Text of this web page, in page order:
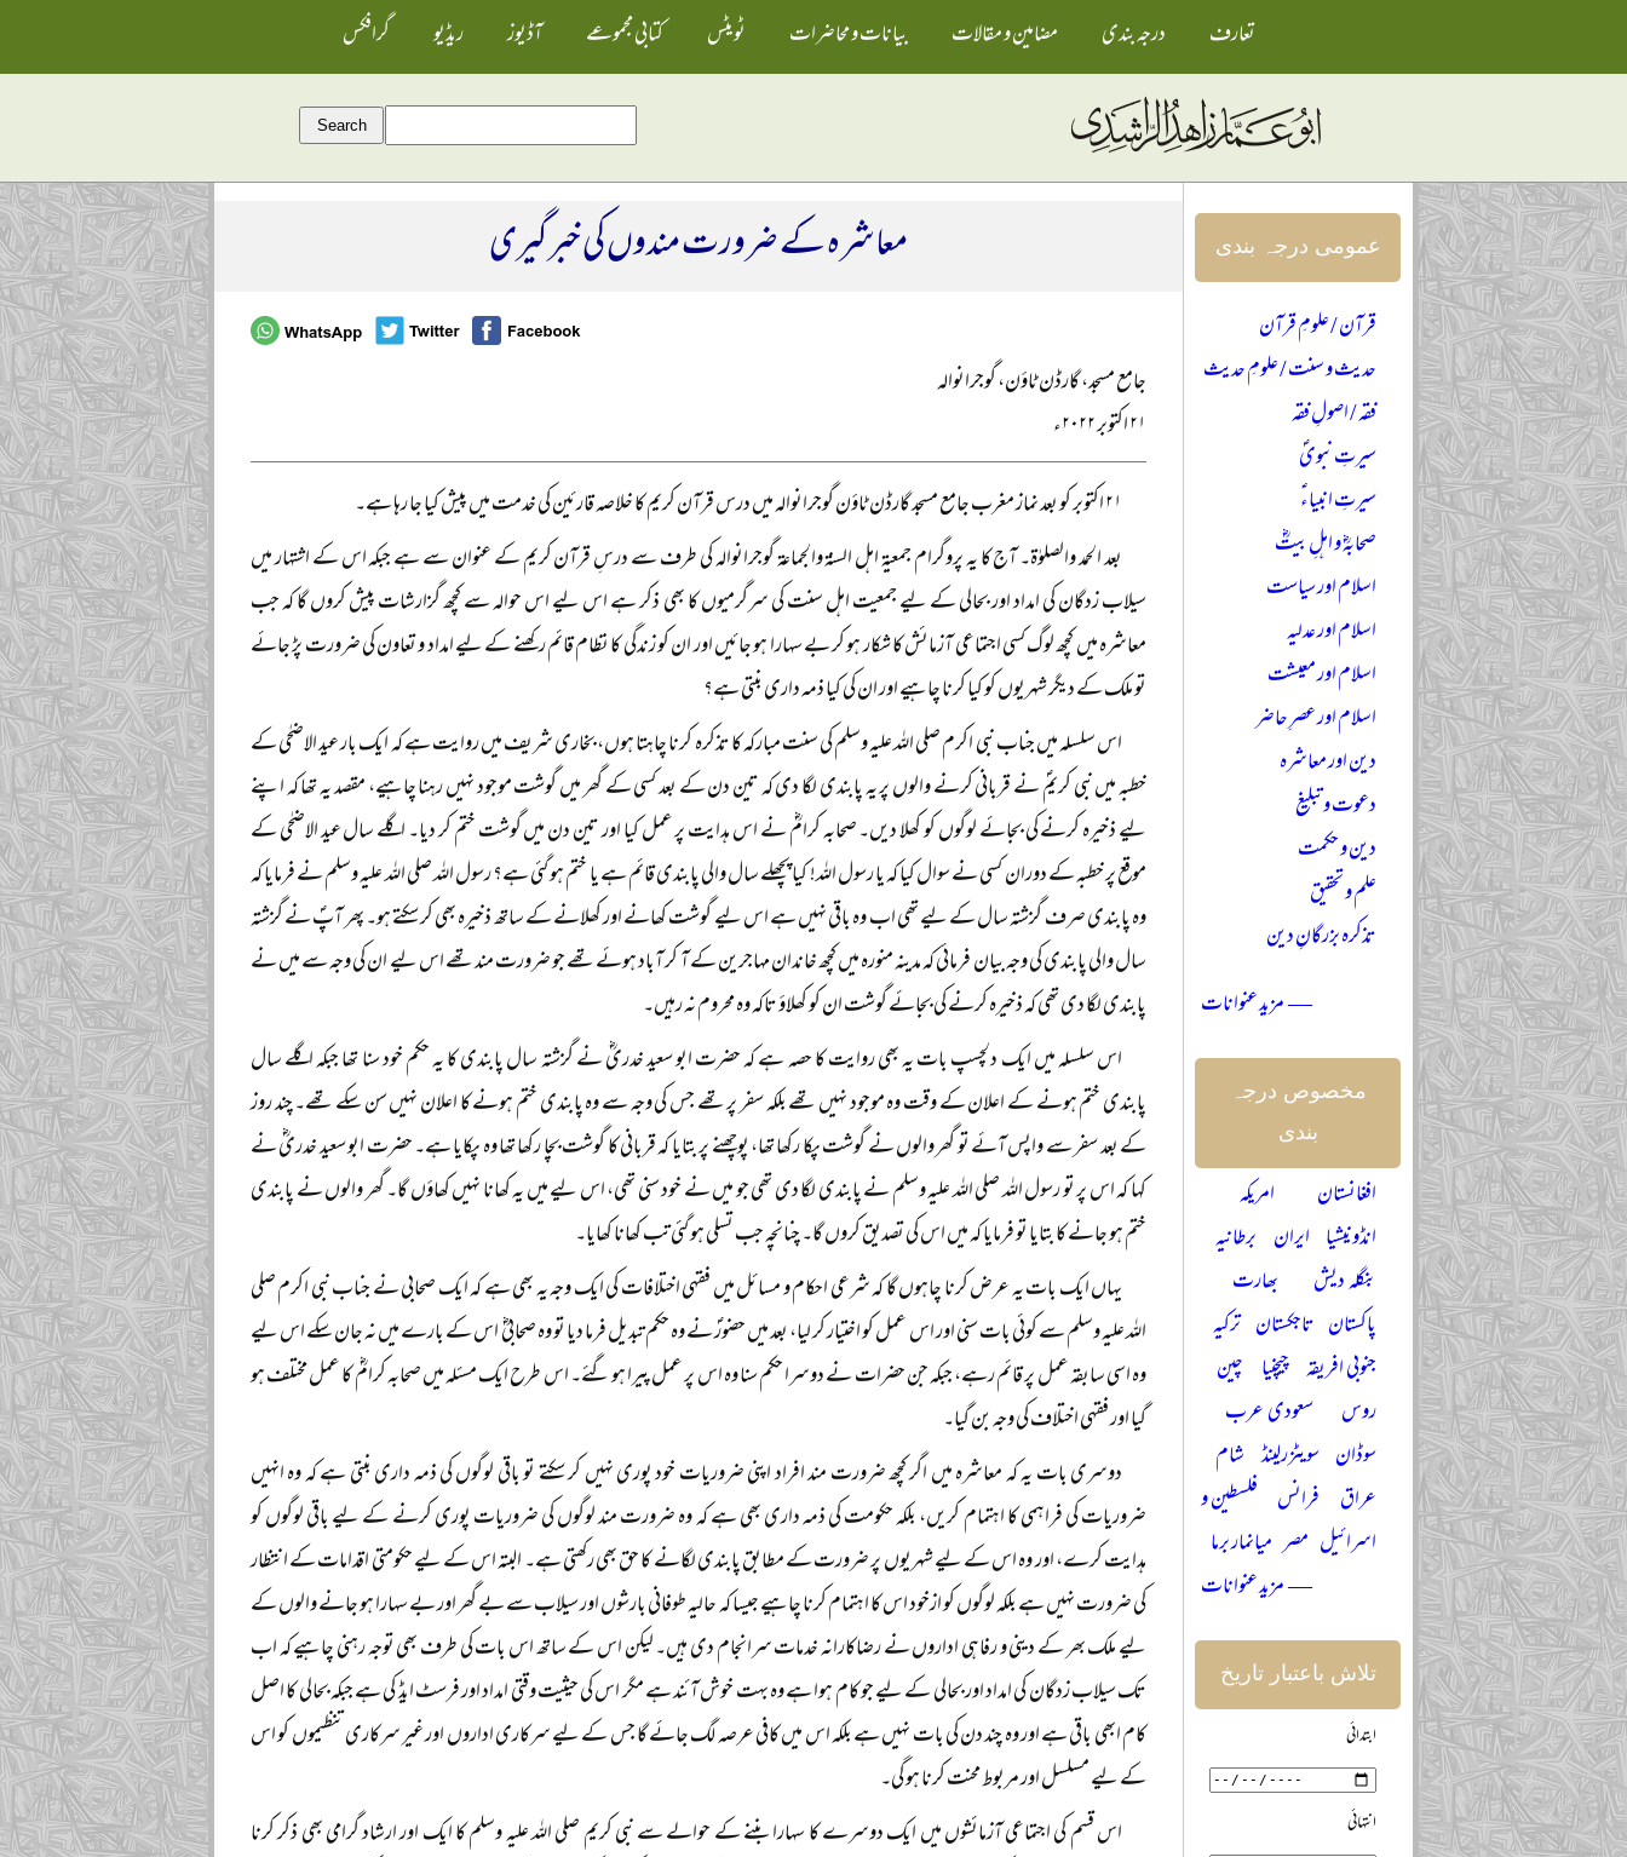
تعارف درجہ بندی مضامین و مقالات بیانات و محاضرات ٹویٹس کتابی مجموعے آڈیوز ریڈیو گرافکس
معاشرہ کے ضرورت مندوں کی خبرگیری
جامع مسجد، گارڈن ٹاؤن، گوجرانوالہ
۲۱ اکتوبر ۲۰۲۲ء
۲۱ اکتوبر کو بعد نماز مغرب جامع مسجد گارڈن ٹاؤن گوجرانوالہ میں درس قرآن کریم کا خلاصہ قارئین کی خدمت میں پیش کیا جا رہا ہے۔
بعد الحمد والصلوٰۃ۔ آج کا یہ پروگرام جمعیۃ اہل السنۃ والجماعۃ گوجرانوالہ کی طرف سے درسِ قرآن کریم کے عنوان سے ہے جبکہ اس کے اشتہار میں
سیلاب زدگان کی امداد اور بحالی کے لیے جمعیت اہل سنت کی سرگرمیوں کا بھی ذکر ہے اس لیے اس حوالہ سے کچھ گزارشات پیش کروں گا کہ جب
معاشرہ میں کچھ لوگ کسی اجتماعی آزمائش کا شکار ہو کر بے سہارا ہو جائیں اور ان کو زندگی کا نظام قائم رکھنے کے لیے امداد و تعاون کی ضرورت پڑ جائے
تو ملک کے دیگر شہریوں کو کیا کرنا چاہیے اور ان کی کیا ذمہ داری بنتی ہے؟
اس سلسلہ میں جناب نبی اکرم صلی اللہ علیہ وسلم کی سنت مبارکہ کا تذکرہ کرنا چاہتا ہوں، بخاری شریف میں روایت ہے کہ ایک بار عید الاضحٰی کے
خطبہ میں نبی کریمؐ نے قربانی کرنے والوں پر یہ پابندی لگا دی کہ تین دن کے بعد کسی کے گھر میں گوشت موجود نہیں رہنا چاہیے، مقصد یہ تھا کہ اپنے
لیے ذخیرہ کرنے کی بجائے لوگوں کو کھلا دیں۔ صحابہ کرامؓ نے اس ہدایت پر عمل کیا اور تین دن میں گوشت ختم کر دیا۔ اگلے سال عید الاضحٰی کے
موقع پر خطبہ کے دوران کسی نے سوال کیا کہ یا رسول اللہ! کیا پچھلے سال والی پابندی قائم ہے یا ختم ہو گئی ہے؟ رسول اللہ صلی اللہ علیہ وسلم نے فرمایا کہ
وہ پابندی صرف گزشتہ سال کے لیے تھی اب وہ باقی نہیں ہے اس لیے گوشت کھانے اور کھلانے کے ساتھ ذخیرہ بھی کر سکتے ہو۔ پھر آپؐ نے گزشتہ
سال والی پابندی کی وجہ بیان فرمائی کہ مدینہ منورہ میں کچھ خاندان مہاجرین کے آ کر آباد ہوئے تھے جو ضرورت مند تھے اس لیے ان کی وجہ سے میں نے
پابندی لگا دی تھی کہ ذخیرہ کرنے کی بجائے گوشت ان کو کھلاؤ تاکہ وہ محروم نہ رہیں۔
اس سلسلہ میں ایک دلچسپ بات یہ بھی روایت کا حصہ ہے کہ حضرت ابو سعید خدریؓ نے گزشتہ سال پابندی کا یہ حکم خود سنا تھا جبکہ اگلے سال
پابندی ختم ہونے کے اعلان کے وقت وہ موجود نہیں تھے بلکہ سفر پر تھے جس کی وجہ سے وہ پابندی ختم ہونے کا اعلان نہیں سن سکے تھے۔ چند روز
کے بعد سفر سے واپس آئے تو گھر والوں نے گوشت پکا رکھا تھا، پوچھنے پر بتایا کہ قربانی کا گوشت بچا رکھا تھا وہ پکایا ہے۔ حضرت ابو سعید خدریؓ نے
کہا کہ اس پر تو رسول اللہ صلی اللہ علیہ وسلم نے پابندی لگا دی تھی جو میں نے خود سنی تھی، اس لیے میں یہ کھانا نہیں کھاؤں گا۔ گھر والوں نے پابندی
ختم ہو جانے کا بتایا تو فرمایا کہ میں اس کی تصدیق کروں گا۔ چنانچہ جب تسلی ہو گئی تب کھانا کھایا۔
یہاں ایک بات یہ عرض کرنا چاہوں گا کہ شرعی احکام و مسائل میں فقہی اختلافات کی ایک وجہ یہ بھی ہے کہ ایک صحابی نے جناب نبی اکرم صلی
اللہ علیہ وسلم سے کوئی بات سنی اور اس عمل کو اختیار کر لیا، بعد میں حضورؐ نے وہ حکم تبدیل فرما دیا تو وہ صحابیؓ اس کے بارے میں نہ جان سکے اس لیے
وہ اسی سابقہ عمل پر قائم رہے، جبکہ جن حضرات نے دوسرا حکم سنا وہ اس پر عمل پیرا ہو گئے۔ اس طرح ایک مسئلہ میں صحابہ کرامؓ کا عمل مختلف ہو
گیا اور فقہی اختلاف کی وجہ بن گیا۔
دوسری بات یہ کہ معاشرہ میں اگر کچھ ضرورت مند افراد اپنی ضروریات خود پوری نہیں کر سکتے تو باقی لوگوں کی ذمہ داری بنتی ہے کہ وہ انہیں
ضروریات کی فراہمی کا اہتمام کریں، بلکہ حکومت کی ذمہ داری بھی ہے کہ وہ ضرورت مند لوگوں کی ضروریات پوری کرنے کے لیے باقی لوگوں کو
ہدایت کرے، اور وہ اس کے لیے شہریوں پر ضرورت کے مطابق پابندی لگانے کا حق بھی رکھتی ہے۔ البتہ اس کے لیے حکومتی اقدامات کے انتظار
کی ضرورت نہیں ہے بلکہ لوگوں کو ازخود اس کا اہتمام کرنا چاہیے جیسا کہ حالیہ طوفانی بارشوں اور سیلاب سے بے گھر اور بے سہارا ہو جانے والوں کے
لیے ملک بھر کے دینی و رفاہی اداروں نے رضاکارانہ خدمات سرانجام دی ہیں۔ لیکن اس کے ساتھ اس بات کی طرف بھی توجہ رہنی چاہیے کہ اب
تک سیلاب زدگان کی امداد اور بحالی کے لیے جو کام ہوا ہے وہ بہت خوش آئند ہے مگر اس کی حیثیت وقتی امداد اور فرسٹ ایڈ کی ہے جبکہ بحالی کا اصل
کام ابھی باقی ہے اور وہ چند دن کی بات نہیں ہے بلکہ اس میں کافی عرصہ لگ جائے گا جس کے لیے سرکاری اداروں اور غیر سرکاری تنظیموں کو اس
کے لیے مسلسل اور مربوط محنت کرنا ہو گی۔
اس قسم کی اجتماعی آزمائشوں میں ایک دوسرے کا سہارا بننے کے حوالے سے نبی کریم صلی اللہ علیہ وسلم کا ایک اور ارشاد گرامی بھی ذکر کرنا
عمومی درجہ بندی
قرآن / علومِ قرآن
حدیث و سنت / علومِ حدیث
فقہ / اصولِ فقہ
سیرتِ نبویؐ
سیرتِ انبیاءؑ
صحابہؓ و اہلِ بیتؓ
اسلام اور سیاست
اسلام اور عدلیہ
اسلام اور معیشت
اسلام اور عصرِ حاضر
دین اور معاشرہ
دعوت و تبلیغ
دین و حکمت
علم و تحقیق
تذکرہ بزرگانِ دین
— مزید عنوانات
مخصوص درجہ
بندی
افغانستان
امریکہ
انڈونیشیا ایران برطانیہ
بنگلہ دیش
بھارت
پاکستان تاجکستان ترکیہ
جنوبی افریقہ چیچنیا چین
روس
سعودی عرب
سوڈان سویٹزرلینڈ شام
عراق فرانس فلسطین و
اسرائیل مصر میانمار برما
— مزید عنوانات
تلاش باعتبار تاریخ
ابتدائی
انتہائی